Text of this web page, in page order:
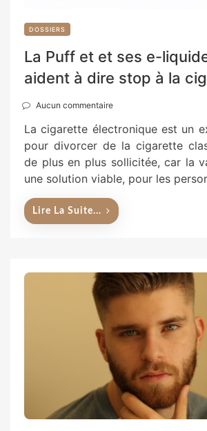
DOSSIERS
La Puff et et ses e-
aident à dire stop à la
Aucun commentaire
La cigarette électronique est un
pour divorcer de la cigarette
de plus en plus sollicitée, car la
une solution viable, pour les
Lire La Suite...